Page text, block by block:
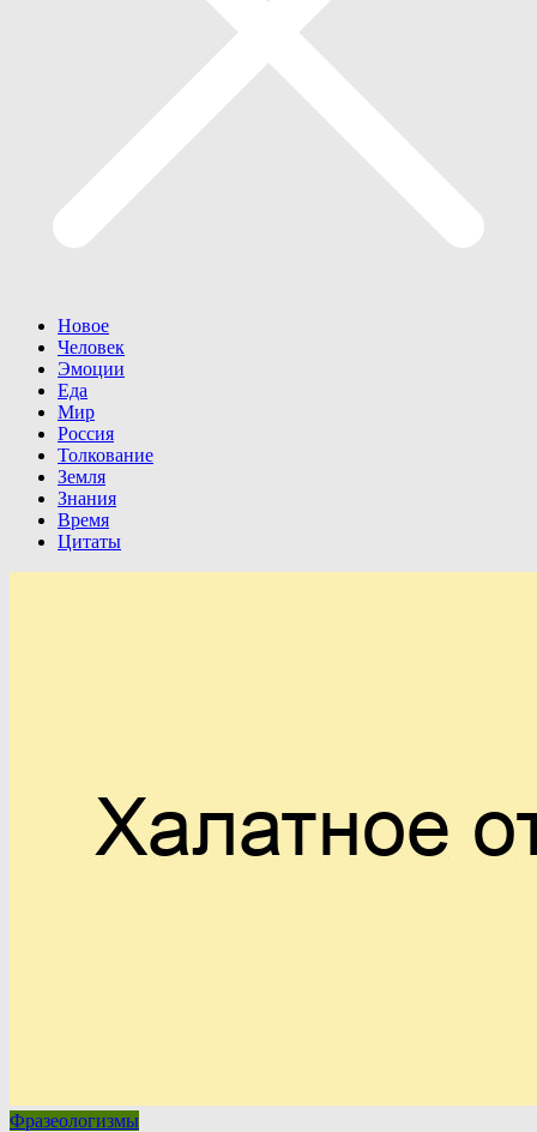
Новое
Человек
Эмоции
Еда
Мир
Россия
Толкование
Земля
Знания
Время
Цитаты
Фразеологизмы